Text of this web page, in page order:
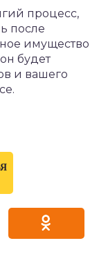
процесс,
после
имущество
будет
и вашего